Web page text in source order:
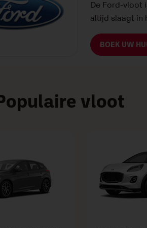
De Ford-vloot
altijd slaagt in
BOEK UW
vloot